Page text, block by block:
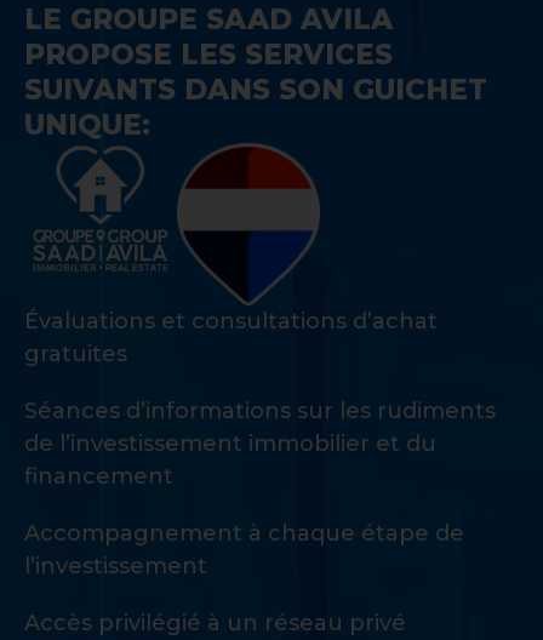
LE GROUPE SAAD AVILA
PROPOSE LES SERVICES
SUIVANTS DANS SON GUICHET
UNIQUE:
Évaluations et consultations d’achat
gratuites
Séances d’informations sur les rudiments
de l’investissement immobilier et du
financement
Accompagnement à chaque étape de
l’investissement
Accès privilégié à un réseau privé